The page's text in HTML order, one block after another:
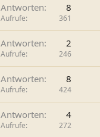
Antworten 8
Aufrufe 361
Antworten 2
Aufrufe 246
Antworten 8
Aufrufe 424
Antworten 4
Aufrufe 272